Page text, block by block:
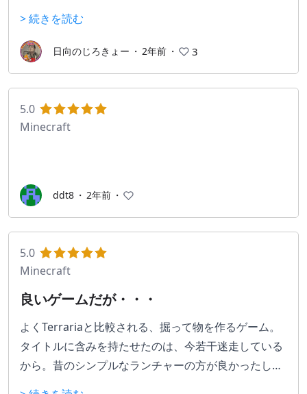
は増やしてもいきなり消えるしで不便です
最高ですね
現実もこんなに簡単に草むしりや耕運が出来れば良い
のにと思いながら畑を広げて行っています。
どんどん増えていきます。
> 続きを読む
日向のじろきょー ・ 2年前 ・ 3
5.0
Minecraft
ddt8 ・ 2年前 ・
5.0
Minecraft
良いゲームだが・・・
よくTerrariaと比較される、掘って物を作るゲーム。
タイトルに含みを持たせたのは、今若干迷走している
から。昔のシンプルなランチャーの方が良かったし、